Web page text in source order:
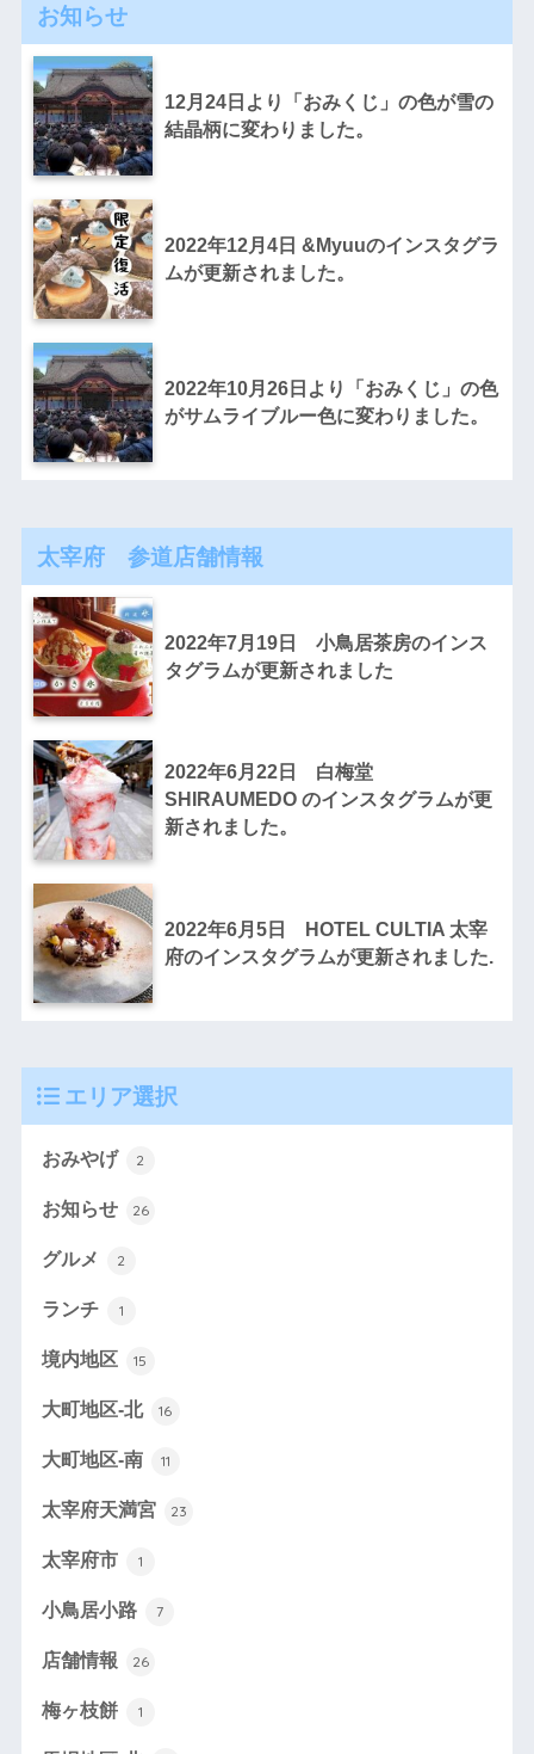
お知らせ
12月24日より「おみくじ」の色が雪の
結晶柄に変わりました。
2022年12月4日 &Myuuのインスタグラ
ムが更新されました。
2022年10月26日より「おみくじ」の色
がサムライブルー色に変わりました。
太宰府 参道店舗情報
2022年7月19日 小鳥居茶房のインス
タグラムが更新されました
2022年6月22日 白梅堂
SHIRAUMEDO のインスタグラムが更
新されました。
2022年6月5日 HOTEL CULTIA 太宰
府のインスタグラムが更新されました.
エリア選択
おみやげ 2
お知らせ 26
グルメ 2
ランチ 1
境内地区 15
大町地区-北 16
大町地区-南 11
太宰府天満宮 23
太宰府市 1
小鳥居小路 7
店舗情報 26
梅ヶ枝餅 1